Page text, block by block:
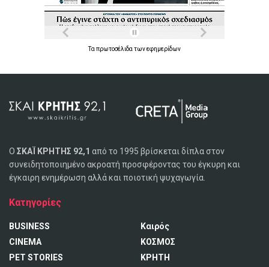
Τα πρωτοσέλιδα τωνεφημερίδων
Ο ΣΚΑΪ ΚΡΗΤΗΣ 92,1 από το 1995 βρίσκεται δίπλα στον
συνειδητοποιημένο ακροατή προσφέροντας του έγκυρη και
έγκαιρη ενημέρωση αλλά και ποιοτική ψυχαγωγία.
Κατηγορίες
BUSINESS
CINEMA
PET STORIES
Καιρός
ΚΟΣΜΟΣ
ΚΡΗΤΗ